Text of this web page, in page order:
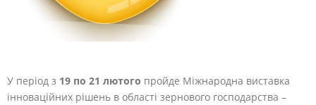
У період з 19 по 21 лютого пройде Міжнародна виставка
інноваційних рішень в області зернового господарства –